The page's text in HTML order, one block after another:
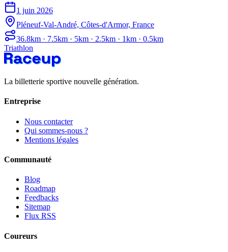
1 juin 2026
Pléneuf-Val-André, Côtes-d'Armor, France
36.8km · 7.5km · 5km · 2.5km · 1km · 0.5km
Triathlon
La billetterie sportive nouvelle génération.
Entreprise
Nous contacter
Qui sommes-nous ?
Mentions légales
Communauté
Blog
Roadmap
Feedbacks
Sitemap
Flux RSS
Coureurs